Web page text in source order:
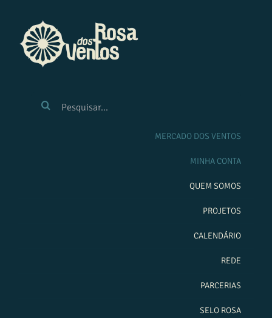
conteúdo
RESULTADOS
MERCADO DOS VENTOS
MINHA CONTA
QUEM SOMOS
PROJETOS
CALENDÁRIO
REDE
PARCERIAS
SELO ROSA